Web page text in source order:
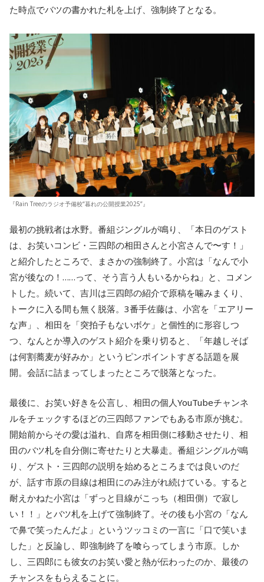
た時点でバツの書かれた札を上げ、強制終了となる。
『Rain Treeのラジオ予備校“暮れの公開授業2025”』
最初の挑戦者は水野。番組ジングルが鳴り、「本日のゲスト
は、お笑いコンビ・三四郎の相田さんと小宮さんで〜す！」
と紹介したところで、まさかの強制終了。小宮は「なんで小
宮が後なの！……って、そう言う人もいるからね」と、コメン
トした。続いて、吉川は三四郎の紹介で原稿を噛みまくり、
トークに入る間も無く脱落。3番手佐藤は、小宮を「エアリー
な声」、相田を「突拍子もないボケ」と個性的に形容しつ
つ、なんとか導入のゲスト紹介を乗り切ると、「年越しそば
は何割蕎麦が好みか」というピンポイントすぎる話題を展
開。会話に詰まってしまったところで脱落となった。
最後に、お笑い好きを公言し、相田の個人YouTubeチャンネ
ルをチェックするほどの三四郎ファンでもある市原が挑む。
開始前からその愛は溢れ、自席を相田側に移動させたり、相
田のバツ札を自分側に寄せたりと大暴走。番組ジングルが鳴
り、ゲスト・三四郎の説明を始めるところまでは良いのだ
が、話す市原の目線は相田にのみ注がれ続けている。すると
耐えかねた小宮は「ずっと目線がこっち（相田側）で寂し
い！！」とバツ札を上げて強制終了。その後も小宮の「なん
で鼻で笑ったんだよ」というツッコミの一言に「口で笑いま
した」と反論し、即強制終了を喰らってしまう市原。しか
し、三四郎にも彼女のお笑い愛と熱が伝わったのか、最後の
チャンスをもらえることに。